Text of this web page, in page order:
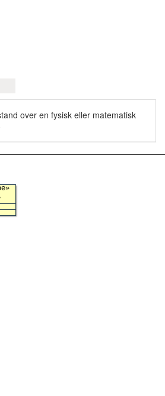
over en fysisk eller matematisk